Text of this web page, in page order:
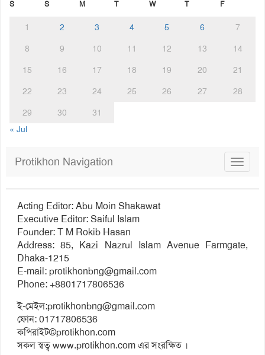
S S M T W T F
1 2 3 4 5 6
7
8
9 10 11 12 13
14
15
16 17 18 19 20
21
22
23 24 25 26 27
28
29
30
31
« Jul
Toggle
Protikhon Navigation
Acting Editor: Abu Moin Shakawat
Executive Editor: Saiful Islam
Founder: T M Rokib Hasan
Address: 85, Kazi Nazrul Islam Avenue Farmgate,
Dhaka-1215
E-mail:protikhonbng@gmail.com
Phone: +8801717806536
ই-মেইল:protikhonbng@gmail.com
ফোন: 01717806536
কপিরাইট©protikhon.com
সকল স্বত্ব www.protikhon.com এর সংরক্ষিত ।